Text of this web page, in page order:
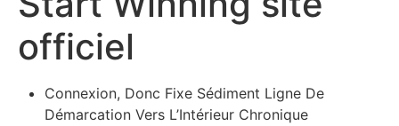
officiel
Connexion, Donc Fixe Sédiment Ligne De
Démarcation Vers L’Intérieur Chronique